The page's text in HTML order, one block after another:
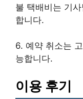
불 택배비는 기
합니다.
6. 예약 취소는
능합니다.
이용 후기